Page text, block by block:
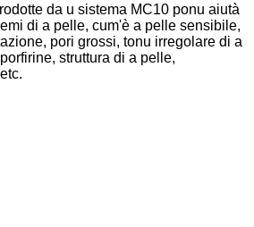
da u sistema MC10 ponu aiutà
di a pelle, cum'è a pelle sensibile,
pori grossi, tonu irregolare di a
struttura di a pelle,